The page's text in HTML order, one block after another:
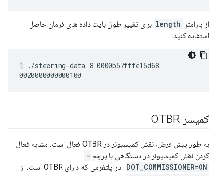
از پارامتر length برای تغییر طول بایت داده های فرمان حاصل
استفاده کنید:
./steering-data 8 0000b57fffe15d68
کمیسر OTBR
به طور پیش فرض، نقش کمیسیونر در OTBR فعال است، مشابه فعال
کردن نقش کمیسیونر در دستگاهی با پرچم -
DOT_COMMISSIONER=ON . در پلتفرمی که دارای OTBR است، از